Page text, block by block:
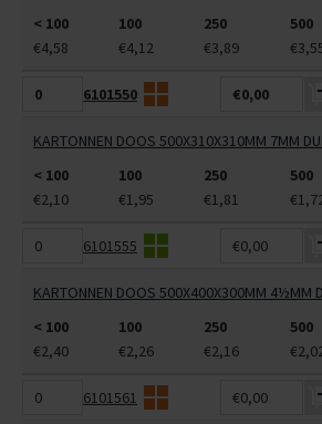
< 100
100 250 500
€4,58
€4,12 €3,89
6101550 €0,00
KARTONNEN DOOS 500X310X310MM 7MM
< 100
100 250 500
€2,10
€1,95 €1,81
6101555 €0,00
KARTONNEN DOOS 500X400X300MM 4½MM
< 100
100 250 500
€2,40
€2,26 €2,16
6101561 €0,00